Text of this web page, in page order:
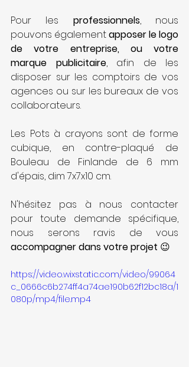
Pour les professionnels, nous
pouvons également apposer le logo
de votre entreprise, ou votre
marque publicitaire, afin de les
disposer sur les comptoirs de vos
agences ou sur les bureaux de vos
collaborateurs.
Les Pots à crayons sont de forme
cubique, en contre-plaqué de
Bouleau de Finlande de 6 mm
d'épais, dim 7x7x10 cm.
N'hésitez pas à nous contacter
pour toute demande spécifique,
accompagner dans votre projet 😉
https://video.wixstatic.com/video/99064
c_0666c6b274ff4a74ae190b62f12bc18a/1
080p/mp4/file.mp4